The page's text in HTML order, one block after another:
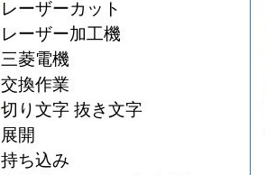
レーザーカット
レーザー加工機
三菱電機
交換作業
切り文字 抜き文字
展開
持ち込み